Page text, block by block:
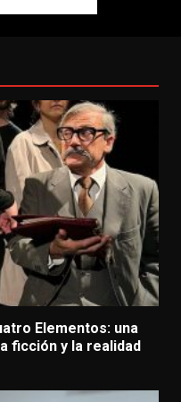
Elementos: una
ficción y la realidad